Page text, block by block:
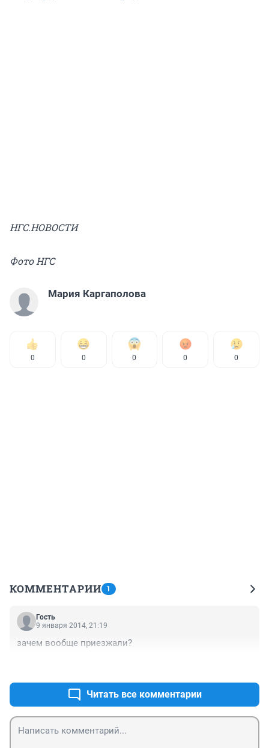
НГС.НОВОСТИ
Фото НГС
Мария Каргаполова
0 0 0 0 0
КОММЕНТАРИИ 1
Гость
9 января 2014, 21:19
зачем вообще приезжали?
Читать все комментарии